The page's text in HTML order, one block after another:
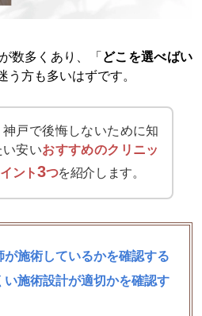
数多くあり、「 どこを選べばい
う方も多いはずです。
神戸で後悔しないために知
い安いおすすめのクリニッ
ント3つを紹介します。
が施術しているかを確認する
い施術設計が適切かを確認す